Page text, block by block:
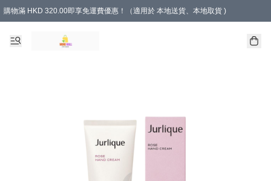
購物滿 HKD 320.00即享免運費優惠！（適用於 本地送貨、本地取貨 )